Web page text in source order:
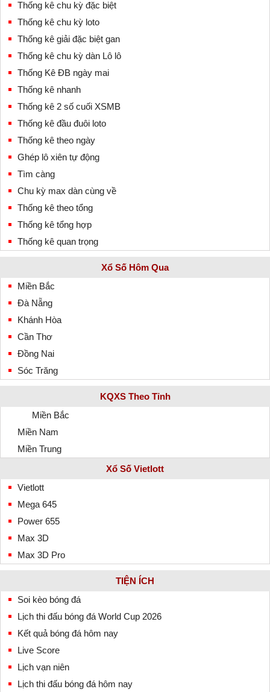
Thống kê chu kỳ đặc biệt
Thống kê chu kỳ loto
Thống kê giải đặc biệt gan
Thống kê chu kỳ dàn Lô lô
Thống Kê ĐB ngày mai
Thống kê nhanh
Thống kê 2 số cuối XSMB
Thống kê đầu đuôi loto
Thống kê theo ngày
Ghép lô xiên tự động
Tìm càng
Chu kỳ max dàn cùng về
Thống kê theo tổng
Thống kê tổng hợp
Thống kê quan trọng
Xổ Số Hôm Qua
Miền Bắc
Đà Nẵng
Khánh Hòa
Cần Thơ
Đồng Nai
Sóc Trăng
KQXS Theo Tỉnh
Miền Bắc
Miền Nam
Miền Trung
Xổ Số Vietlott
Vietlott
Mega 645
Power 655
Max 3D
Max 3D Pro
TIỆN ÍCH
Soi kèo bóng đá
Lịch thi đấu bóng đá World Cup 2026
Kết quả bóng đá hôm nay
Live Score
Lịch vạn niên
Lịch thi đấu bóng đá hôm nay